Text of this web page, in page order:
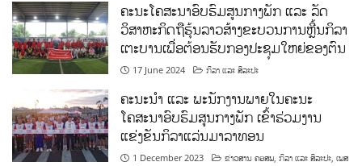
ຄະນະໂຄສະນາອົບຮົມສູນກາງພັກ ແລະ ລັດ
ວິສາຫະກິດຖືຮຸ້ນລາວສ້າງຂະບວນການຫຼີ້ນກິລາ
ເຕະບານເພື່ອຕ້ອນຮັບກອງປະຊຸມໃຫຍ່ຂອງຕົນ
17 June 2024 ກິລາ ແລະ ສິລະປະ
ຄະນະນຳ ແລະ ພະນັກງານພາຍໃນຄະນະ
ໂຄສະນາອົບຮົມສູນກາງພັກ ເຂົ້າຮ່ວມງານ
ແຂ່ງຂັນກິລາແລ່ນມາລາທອນ
1 December 2023 ຂ່າວສານ ຄອສພ,ກິລາ ແລະ ສິລະປະ,ເພສ